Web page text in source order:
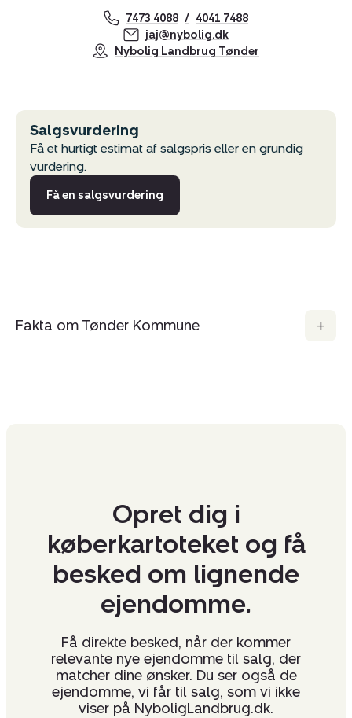
7473 4088
4041 7488
jaj@nybolig.dk
Nybolig Landbrug Tønder
Salgsvurdering
Få et hurtigt estimat af salgspris eller en grundig
vurdering.
Få en salgsvurdering
Fakta om Tønder Kommune
Opret dig i
køberkartoteket og få
besked om lignende
ejendomme.
Få direkte besked, når der kommer
relevante nye ejendomme til salg, der
matcher dine ønsker. Du ser også de
ejendomme, vi får til salg, som vi ikke
viser på NyboligLandbrug.dk.